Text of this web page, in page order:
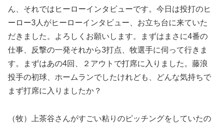
ん、それではヒーローインタビューです。今日は投打のヒ
ーロー3人がヒーローインタビュー、お立ち台に来ていた
だきました。よろしくお願いします。まずはまさに4番の
仕事、反撃の一発それから3打点、牧選手に伺って行きま
す。まずはあの4回、２アウトで打席に入りました。藤浪
投手の初球、ホームランでしたけれども、どんな気持ちで
まず打席に入りましたか？
（牧）上茶谷さんがすごい粘りのピッチングをしていたの